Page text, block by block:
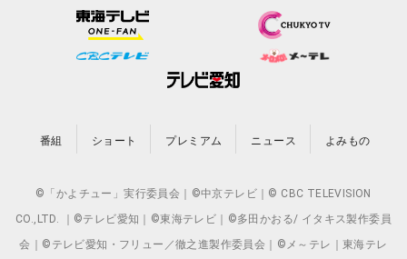
番組 ショート プレミアム ニュース よみもの
©「かよチュー」実行委員会｜©中京テレビ｜© CBC TELEVISION
CO.,LTD. ｜©テレビ愛知｜©東海テレビ｜©多田かおる/ イタキス製作委員
会｜©テレビ愛知・フリュー／徹之進製作委員会｜©メ～テレ｜東海テレ